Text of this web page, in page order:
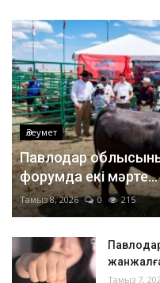
Әлеумет
Павлодар
форумда екі мәрте...
Тамыз 8, 2026 0 215
Тамыз 7,